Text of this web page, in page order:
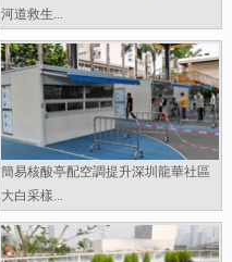
河道救生...
簡易核酸亭配空調提升深圳龍華社區
大白采樣...